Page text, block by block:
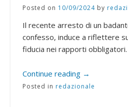
Posted on 10/09/2024 by
Il recente arresto di un
confesso, induce a riflettere
fiducia nei rapporti obbligatori.
Continue reading →
Posted in redazionale